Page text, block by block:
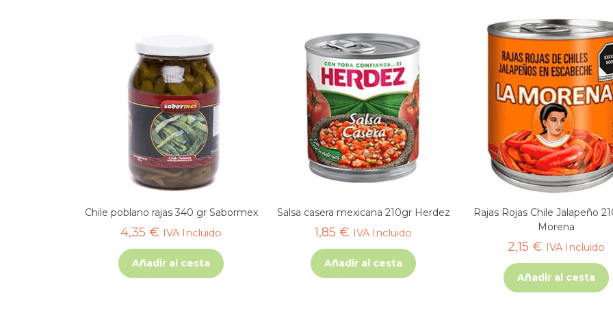
Chile poblano rajas 340 gr Sabormex
4,35 € IVA Incluido
Añadir al cesta
Salsa casera mexicana 210gr Herdez
1,85 € IVA Incluido
Añadir al cesta
Rajas Rojas Chile Jalapeño
Morena
2,15 € IVA Incluido
Añadir al cesta